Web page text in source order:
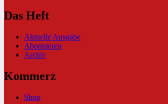
Das Heft
Aktuelle Ausgabe
Abonnieren
Archiv
Kommerz
Shop